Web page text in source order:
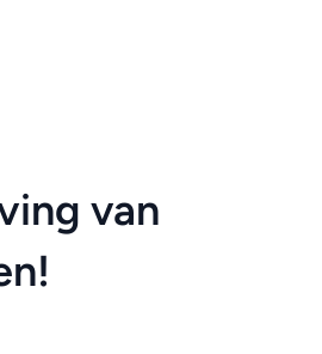
van